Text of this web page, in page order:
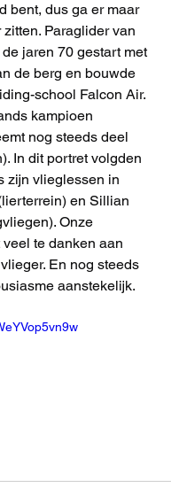
bent, dus ga er maar
Paraglider van
jaren 70 gestart met
de berg en bouwde
school Falcon Air.
kampioen
nog steeds deel
In dit portret volgden
zijn vlieglessen in
en Sillian
Onze
te danken aan
En nog steeds
aanstekelijk.